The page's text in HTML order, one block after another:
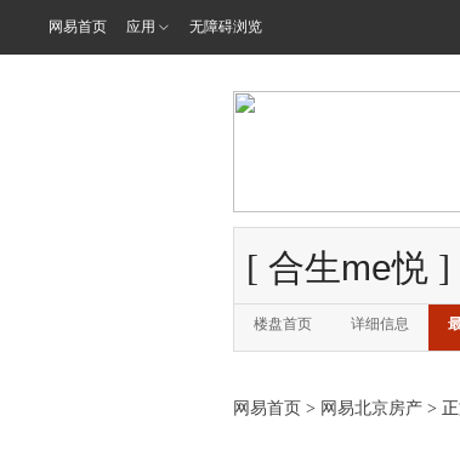
网易首页 应用 无障碍浏览
[ 合生me悦 ]
楼盘首页 详细信息
网易首页 > 网易北京房产 >